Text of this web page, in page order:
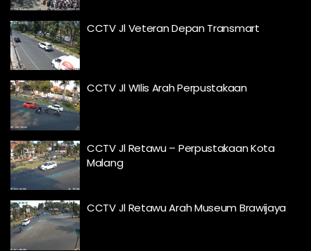
CCTV Jl Veteran Depan Transmart
CCTV Jl WIlis Arah Perpustakaan
CCTV Jl Retawu – Perpustakaan Kota
Malang
CCTV Jl Retawu Arah Museum Brawijaya